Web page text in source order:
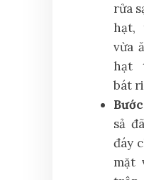
rửa
hạt,
vừa
hạt
bát
sả
đáy
mặt